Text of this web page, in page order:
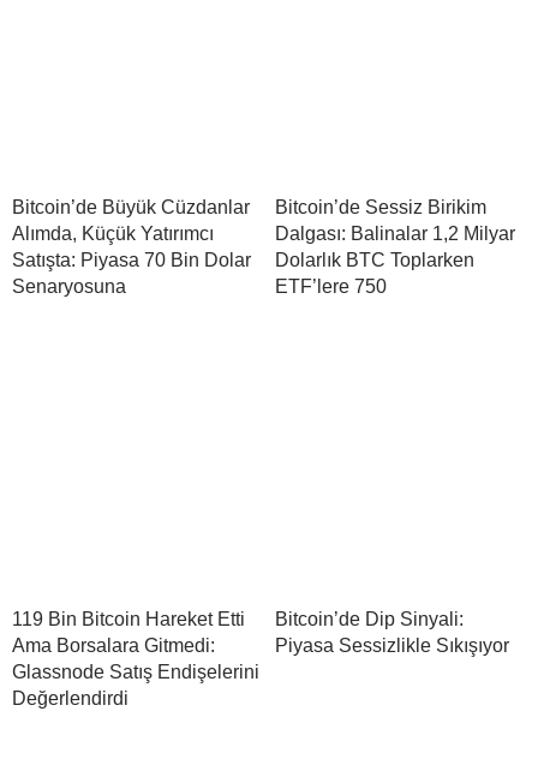
Bitcoin’de Büyük Cüzdanlar
Alımda, Küçük Yatırımcı
Satışta: Piyasa 70 Bin Dolar
Senaryosuna
Bitcoin’de Sessiz Birikim
Dalgası: Balinalar 1,2 Milyar
Dolarlık BTC Toplarken
ETF’lere 750
119 Bin Bitcoin Hareket Etti
Ama Borsalara Gitmedi:
Glassnode Satış Endişelerini
Değerlendirdi
Bitcoin’de Dip Sinyali:
Piyasa Sessizlikle Sıkışıyor